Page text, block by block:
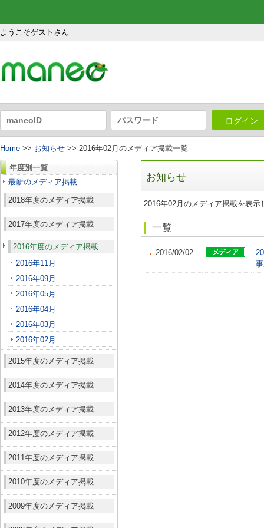
ようこそゲストさん
ログイン
Home >> お知らせ >> 2016年02月のメディア掲載一覧
年度別一覧
最新のメディア掲載
2018年度のメディア掲載
2017年度のメディア掲載
2016年度のメディア掲載
2016年11月
2016年09月
2016年05月
2016年04月
2016年03月
2016年02月
2015年度のメディア掲載
2014年度のメディア掲載
2013年度のメディア掲載
2012年度のメディア掲載
2011年度のメディア掲載
2010年度のメディア掲載
2009年度のメディア掲載
お知らせ
2016年02月のメディア掲載を表示
一覧
2016/02/02